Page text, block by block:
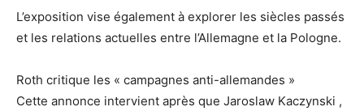
L’exposition vise également à explorer les siècles passés
et les relations actuelles entre l’Allemagne et la Pologne.
Roth critique les « campagnes anti-allemandes »
Cette annonce intervient après que Jaroslaw Kaczynski ,